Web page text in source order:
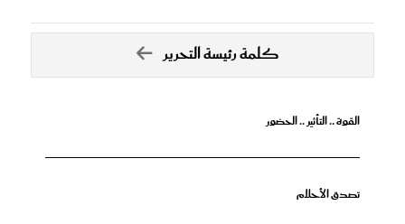
كلمة رئيسة التحرير
القوة .. التأثير .. الحضور
تصدق الأحلام